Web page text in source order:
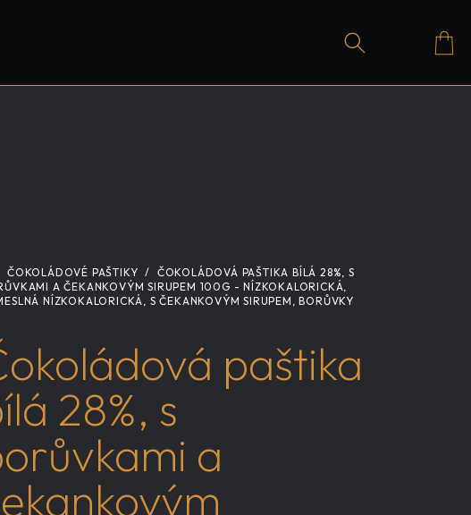
ČOKOLÁDOVÉ PAŠTIKY / ČOKOLÁDOVÁ PAŠTIKA BÍLÁ 28%, S
A ČEKANKOVÝM SIRUPEM 100G - NÍZKOKALORICKÁ,
NÍZKOKALORICKÁ, S ČEKANKOVÝM SIRUPEM, BORŮVKY
paštika
28%, s
a